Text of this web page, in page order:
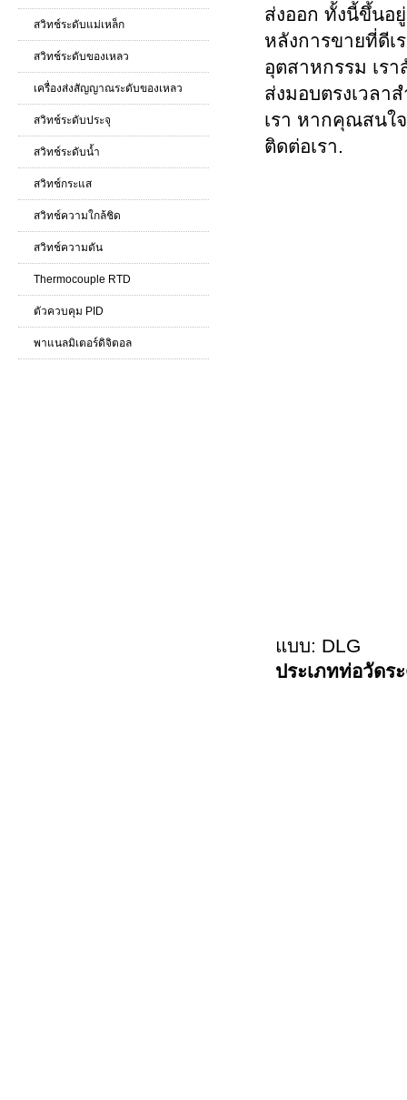
สวิทช์ระดับแม่เหล็ก
สวิทช์ระดับของเหลว
เครื่องส่งสัญญาณระดับของเหลว
สวิทช์ระดับประจุ
สวิทช์ระดับน้ำ
สวิทช์กระแส
สวิทช์ความใกล้ชิด
สวิทช์ความดัน
Thermocouple RTD
ตัวควบคุม PID
พาแนลมิเตอร์ดิจิตอล
ส่งออก ทั้งนี้ขึ้นอ
หลังการขายที่ดีเ
อุตสาหกรรม เ
ส่งมอบตรงเวลา
เรา หากคุณสนใ
ติดต่อเรา.
แบบ: DLG
ประเภทท่อวัดร